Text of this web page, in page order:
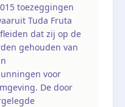
toezeggingen
Tuda Fruta
dat zij op de
gehouden van
voor
De door